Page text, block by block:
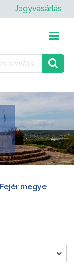
Jegyvásárlás
Fejér megye